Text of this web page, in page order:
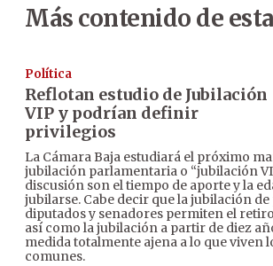
Más contenido de
Política
Reflotan estudio de Jubilación
VIP y podrían definir
privilegios
La Cámara Baja estudiará el próximo
jubilación parlamentaria o “jubilación
discusión son el tiempo de aporte y la
jubilarse. Cabe decir que la jubilación
diputados y senadores permiten el
así como la jubilación a partir de diez
medida totalmente ajena a lo que viven
comunes.